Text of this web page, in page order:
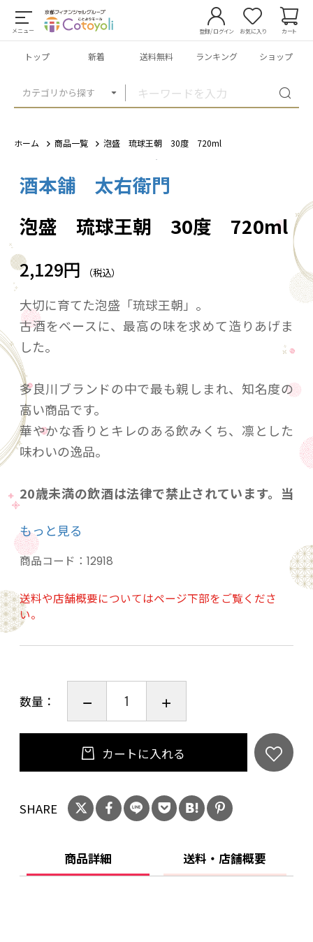
メニュー
カテゴリから探す
登録/ログイン お気に入り カート
トップ 新着 送料無料 ランキング ショップ
ホーム 商品一覧 泡盛 琉球王朝 30度 720ml
酒本舗 太右衛門
泡盛 琉球王朝 30度 720ml
2,129円 （税込）
大切に育てた泡盛「琉球王朝」。
古酒をベースに、最高の味を求めて造りあげま
した。
多良川ブランドの中で最も親しまれ、知名度の
高い商品です。
華やかな香りとキレのある飲みくち、凛とした
味わいの逸品。
20歳未満の飲酒は法律で禁止されています。当
りません。
ご購入時、「ご注文手続き」画面の「お問い合
わせ欄」に、生年月日を必ず入力してくださ
い。
ことよりモール会員で生年月日登録済みの方
もっと見る
商品コード： 12918
送料や店舗概要についてはページ下部をご覧くださ
い。
数量：
カートに入れる
SHARE
商品詳細 送料・店舗概要